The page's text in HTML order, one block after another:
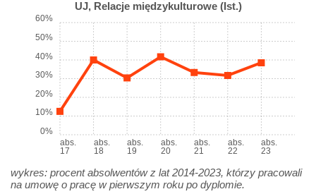
UJ, Relacje międzykulturowe (Ist.)
abs.
17
abs.
18
abs.
19
abs.
20
abs.
21
abs.
22
abs.
23
0%
10%
20%
30%
40%
50%
60%
wykres: procent absolwentów z lat 2014-2023, którzy pracowali
na umowę o pracę w pierwszym roku po dyplomie.